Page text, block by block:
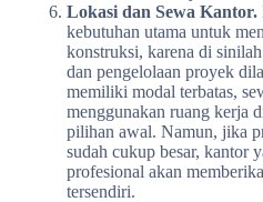
Lokasi dan Sewa Kantor.
kebutuhan utama untuk
konstruksi, karena di sinilah
dan pengelolaan proyek
memiliki modal terbatas,
menggunakan ruang kerja
pilihan awal. Namun, jika
sudah cukup besar, kantor
profesional akan
tersendiri.